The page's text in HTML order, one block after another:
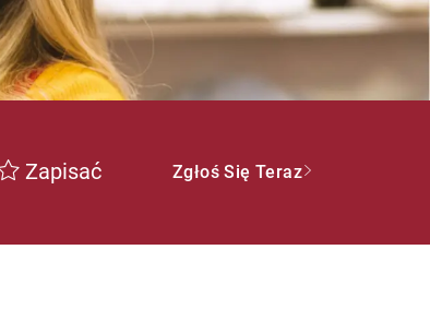
Zapisać Zgłoś Się Teraz